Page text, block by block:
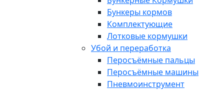
Бункеры кормов
Комплектующие
Лотковые кормушки
Убой и переработка
Перосъёмные пальцы
Перосъёмные машины
Пневмоинструмент